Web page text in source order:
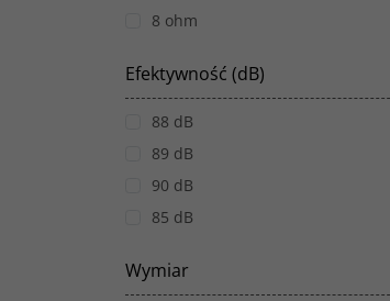
8 ohm
Efektywność (dB)
88 dB
89 dB
90 dB
85 dB
Wymiar